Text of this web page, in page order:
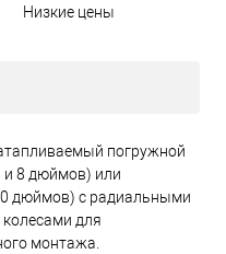
Низкие цены
погружной
и 8 дюймов) или
дюймов) с радиальными
для
монтажа.